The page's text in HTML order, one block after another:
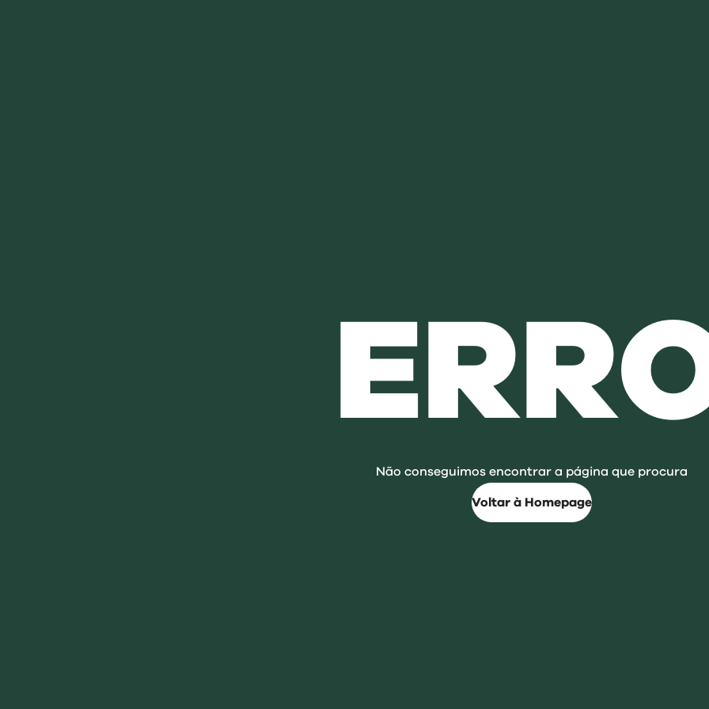
Não conseguimos encontrar a página que procura
Voltar à Homepage